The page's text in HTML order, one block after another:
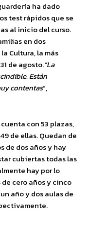
ha dado
test rápidos que se
al inicio del curso.
en dos
Cultura, la más
de agosto.“La
Están
contentas“,
con 53 plazas,
de ellas. Quedan de
de dos años y hay
cubiertas todas las
hay por lo
cero años y cinco
año y dos aulas de